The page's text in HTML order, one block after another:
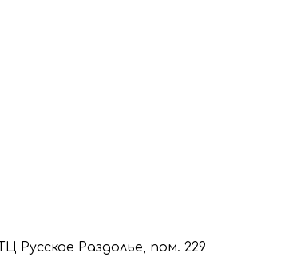
Русское Раздолье, пом. 229